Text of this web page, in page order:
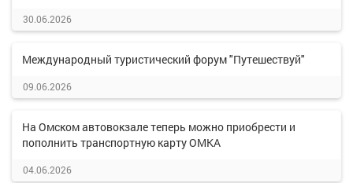
30.06.2026
Международный туристический форум "Путешествуй"
09.06.2026
На Омском автовокзале теперь можно приобрести и
пополнить транспортную карту ОМКА
04.06.2026